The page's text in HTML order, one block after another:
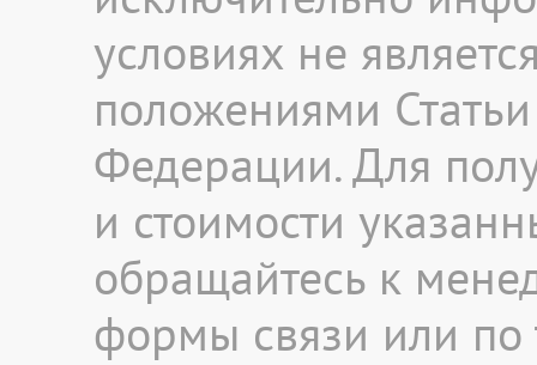
условиях не
положениями
Федерации. Для
и стоимости
обращайтесь к
формы связи или по